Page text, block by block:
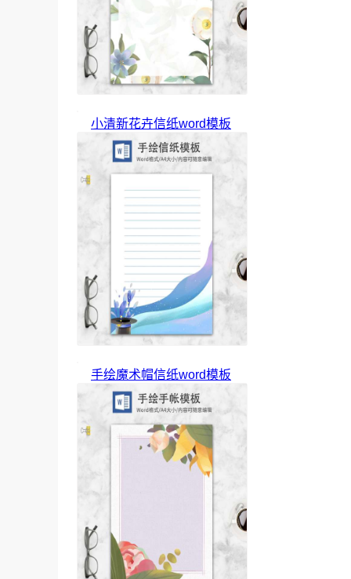
小清新花卉信纸word模板
手绘魔术帽信纸word模板